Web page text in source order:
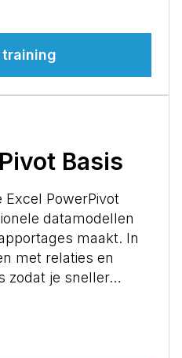
training
Basis
PowerPivot
datamodellen
maakt. In
met relaties en
zodat je sneller…